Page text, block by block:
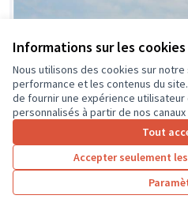
Informations sur les
Nous utilisons des cookies sur
performance et les contenus du
de fournir une expérience utilisateur
personnalisés à partir de nos
Tout
Accepter seulement